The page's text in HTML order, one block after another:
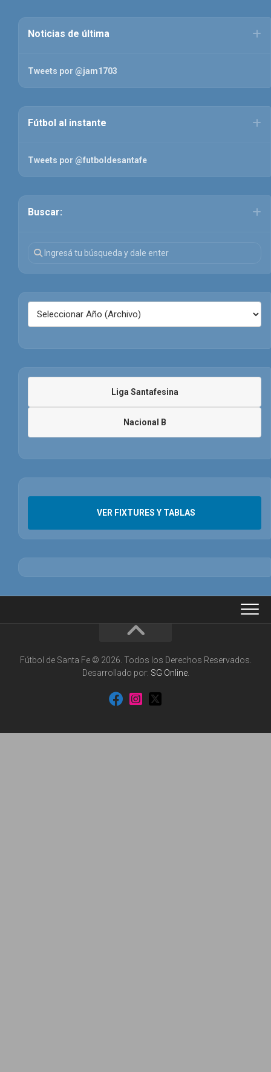
Noticias de última
Tweets por @jam1703
Fútbol al instante
Tweets por @futboldesantafe
Buscar:
Liga Santafesina
Nacional B
VER FIXTURES Y TABLAS
Fútbol de Santa Fe © 2026. Todos los Derechos Reservados.
Desarrollado por: SG Online.